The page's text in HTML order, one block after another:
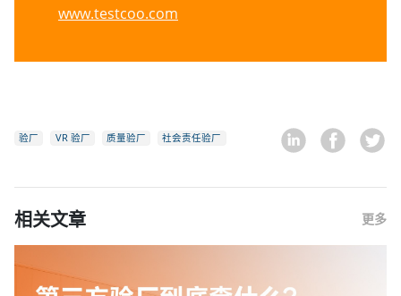
www.testcoo.com
验厂 VR 验厂 质量验厂 社会责任验厂
相关文章 更多